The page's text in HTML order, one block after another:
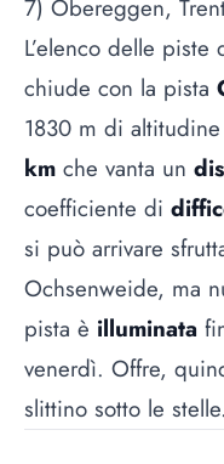
7) Obereggen,
L’elenco delle
chiude con la pista
1830 m di
km che vanta un
coefficiente di
si può arrivare
Ochsenweide, ma
pista è illuminata
venerdì. Offre,
slittino sotto le stelle.